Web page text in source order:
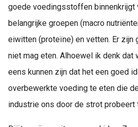
goede voedingsstoffen binnenkrijgt
belangrijke groepen (macro
eiwitten (proteïne) en vetten. Er zijn
niet mag eten. Alhoewel ik denk dat
eens kunnen zijn dat het een goed
overbewerkte voeding te eten die
industrie ons door de strot probeert